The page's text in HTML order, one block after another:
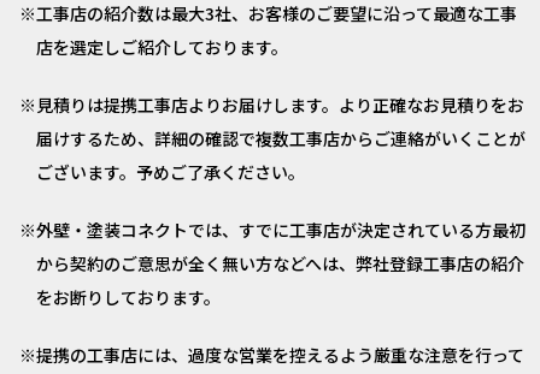
工事店の紹介数は最大3社、お客様のご要望に沿って最適な工事
店を選定しご紹介しております。
見積りは提携工事店よりお届けします。より正確なお見積りをお
届けするため、詳細の確認で複数工事店からご連絡がいくことが
ございます。予めご了承ください。
外壁・塗装コネクトでは、すでに工事店が決定されている方最初
から契約のご意思が全く無い方などへは、弊社登録工事店の紹介
をお断りしております。
提携の工事店には、過度な営業を控えるよう厳重な注意を行って